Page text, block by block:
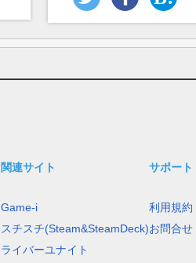
関連サイト
Game-i
スチスチ(Steam&SteamDeck)
ライバーユナイト
サポート
利用規約
お問合せ